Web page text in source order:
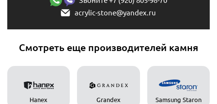
acrylic-stone@yandex.ru
Смотреть еще производителей камня
Hanex Grandex Samsung Staron